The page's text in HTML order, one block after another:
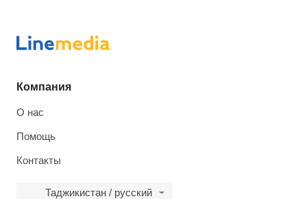
Компания
О нас
Помощь
Контакты
Таджикистан / русский